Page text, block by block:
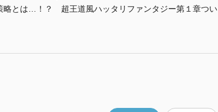
略とは…！？ 超王道風ハッタリファンタジー第１章つい